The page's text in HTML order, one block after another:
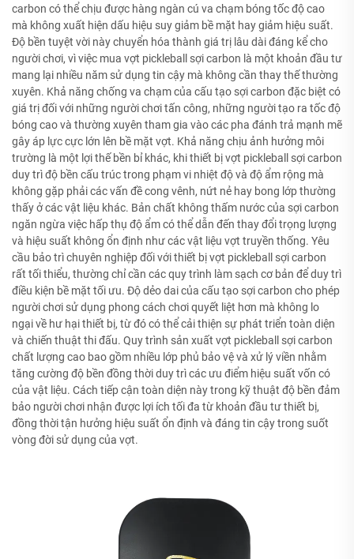
carbon có thể chịu được hàng ngàn cú va chạm bóng tốc độ cao
mà không xuất hiện dấu hiệu suy giảm bề mặt hay giảm hiệu suất.
Độ bền tuyệt vời này chuyển hóa thành giá trị lâu dài đáng kể cho
người chơi, vì việc mua vợt pickleball sợi carbon là một khoản đầu tư
mang lại nhiều năm sử dụng tin cậy mà không cần thay thế thường
xuyên. Khả năng chống va chạm của cấu tạo sợi carbon đặc biệt có
giá trị đối với những người chơi tấn công, những người tạo ra tốc độ
bóng cao và thường xuyên tham gia vào các pha đánh trả mạnh mẽ
gây áp lực cực lớn lên bề mặt vợt. Khả năng chịu ảnh hưởng môi
trường là một lợi thế bền bỉ khác, khi thiết bị vợt pickleball sợi carbon
duy trì độ bền cấu trúc trong phạm vi nhiệt độ và độ ẩm rộng mà
không gặp phải các vấn đề cong vênh, nứt nẻ hay bong lớp thường
thấy ở các vật liệu khác. Bản chất không thấm nước của sợi carbon
ngăn ngừa việc hấp thụ độ ẩm có thể dẫn đến thay đổi trọng lượng
và hiệu suất không ổn định như các vật liệu vợt truyền thống. Yêu
cầu bảo trì chuyên nghiệp đối với thiết bị vợt pickleball sợi carbon
rất tối thiểu, thường chỉ cần các quy trình làm sạch cơ bản để duy trì
điều kiện bề mặt tối ưu. Độ dẻo dai của cấu tạo sợi carbon cho phép
người chơi sử dụng phong cách chơi quyết liệt hơn mà không lo
ngại về hư hại thiết bị, từ đó có thể cải thiện sự phát triển toàn diện
và chiến thuật thi đấu. Quy trình sản xuất vợt pickleball sợi carbon
chất lượng cao bao gồm nhiều lớp phủ bảo vệ và xử lý viền nhằm
tăng cường độ bền đồng thời duy trì các ưu điểm hiệu suất vốn có
của vật liệu. Cách tiếp cận toàn diện này trong kỹ thuật độ bền đảm
bảo người chơi nhận được lợi ích tối đa từ khoản đầu tư thiết bị,
đồng thời tận hưởng hiệu suất ổn định và đáng tin cậy trong suốt
vòng đời sử dụng của vợt.